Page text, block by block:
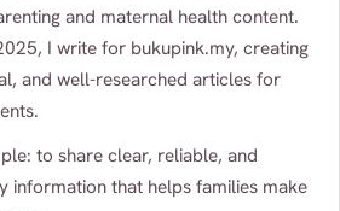
and maternal health content.
I write for bukupink.my, creating
and well-researched articles for
to share clear, reliable, and
information that helps families make